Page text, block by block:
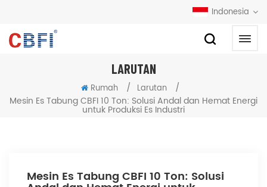
Indonesia
LARUTAN
Rumah / Larutan
/
Mesin Es Tabung CBFI 10 Ton: Solusi Andal dan Hemat Energi
untuk Produksi Es Industri
Mesin Es Tabung CBFI 10 Ton: Solusi